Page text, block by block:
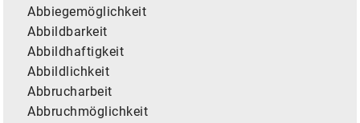
Abbiegemöglichkeit
Abbildbarkeit
Abbildhaftigkeit
Abbildlichkeit
Abbrucharbeit
Abbruchmöglichkeit